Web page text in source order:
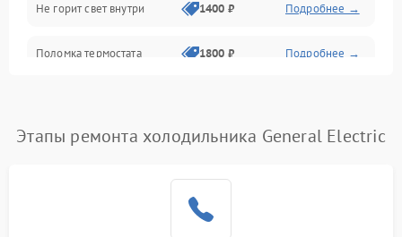
Не горит свет внутри 1400 ₽ Подробнее →
Поломка термостата 1800 ₽ Подробнее →
Поломка системы No Frost 2600 ₽ Подробнее →
Этапы ремонта холодильника General Electric